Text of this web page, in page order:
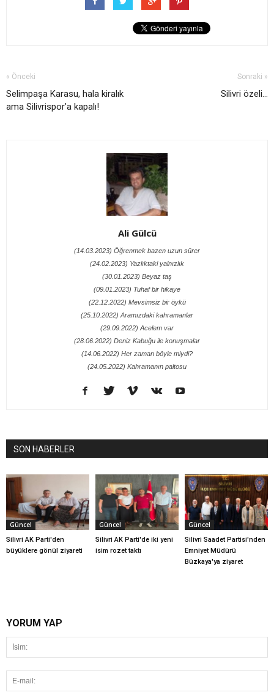
« Önceki
Selimpaşa Karasu, hala kiralık
ama Silivrispor’a kapalı!
Sonraki »
Silivri özeli...
Ali Gülcü
(14.03.2023) Öğrenmek bazen uzun sürer
(24.02.2023) Yazlıktaki yalnızlık
(30.01.2023) Beyaz taş
(09.01.2023) Tuhaf bir hikaye
(22.12.2022) Mevsimsiz bir öykü
(25.10.2022) Aramızdaki kahramanlar
(29.09.2022) Acelem var
(28.06.2022) Deniz Kabuğu ile konuşmalar
(14.06.2022) Her zaman böyle miydi?
(24.05.2022) Kahramanın paltosu
SON HABERLER
Güncel
Silivri AK Parti'den
büyüklere gönül ziyareti
Güncel
Silivri AK Parti'de iki yeni
isim rozet taktı
Güncel
Silivri Saadet Partisi'nden
Emniyet Müdürü
Büzkaya'ya ziyaret
YORUM YAP